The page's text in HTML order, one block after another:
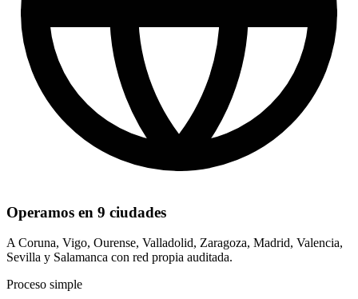
Operamos en 9 ciudades
A Coruna, Vigo, Ourense, Valladolid, Zaragoza, Madrid, Valencia,
Sevilla y Salamanca con red propia auditada.
Proceso simple